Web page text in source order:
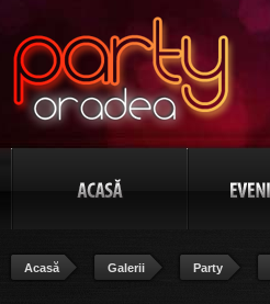
Acasă Galerii Party